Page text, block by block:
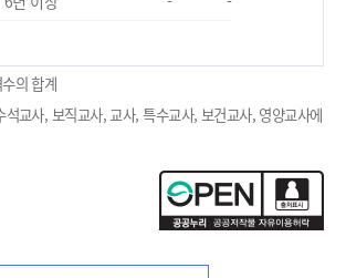
의 합계
교사, 보직교사, 교사, 특수교사, 보건교사, 영양교사에